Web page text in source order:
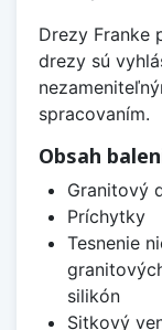
Drezy Franke
drezy sú
spracovaním.
Obsah
Granitový
Príchytky
Tesnenie
silikón
Sitkový